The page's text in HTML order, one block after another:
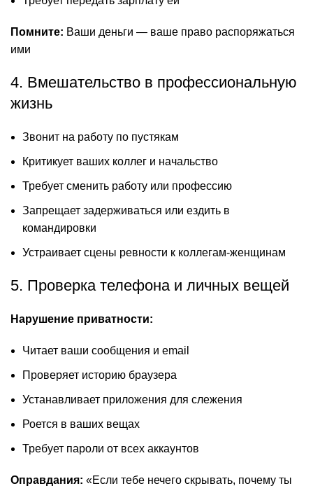
Помните: Ваши деньги — ваше право распоряжаться
ими
4. Вмешательство в профессиональную
жизнь
Звонит на работу по пустякам
Критикует ваших коллег и начальство
Требует сменить работу или профессию
Запрещает задерживаться или ездить в
командировки
Устраивает сцены ревности к коллегам-женщинам
5. Проверка телефона и личных вещей
Нарушение приватности:
Читает ваши сообщения и email
Проверяет историю браузера
Устанавливает приложения для слежения
Роется в ваших вещах
Требует пароли от всех аккаунтов
Оправдания: «Если тебе нечего скрывать, почему ты